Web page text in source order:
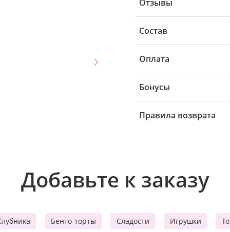
Отзывы
Состав
Оплата
Бонусы
Правила возврата
Добавьте к заказу
Бенто-торты Сладости Игрушки